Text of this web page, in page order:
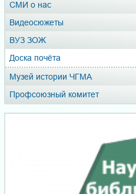
СМИ о нас
Видеосюжеты
ВУЗ ЗОЖ
Доска почёта
Музей истории ЧГМА
Профсоюзный комитет